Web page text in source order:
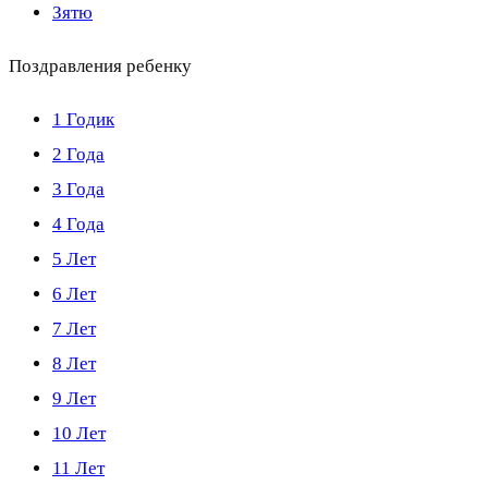
Зятю
Поздравления ребенку
1 Годик
2 Года
3 Года
4 Года
5 Лет
6 Лет
7 Лет
8 Лет
9 Лет
10 Лет
11 Лет